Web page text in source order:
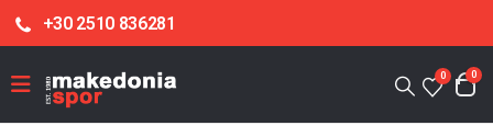
+30 2510 836281
0 0